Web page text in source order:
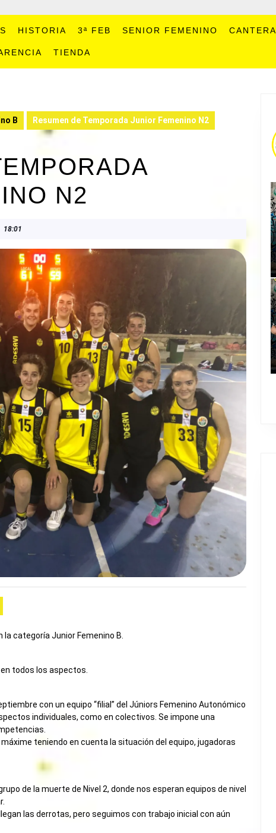
HISTORIA 3ª FEB SENIOR FEMENINO CANTERA
TIENDA
B Resumen de Temporada Junior Femenino N2
N2
18:01
categoría Junior Femenino B.
todos los aspectos.
con un equipo “filial” del Júniors Femenino Autonómico
individuales, como en colectivos. Se impone una
teniendo en cuenta la situación del equipo, jugadoras
de la muerte de Nivel 2, donde nos esperan equipos de nivel
las derrotas, pero seguimos con trabajo inicial con aún